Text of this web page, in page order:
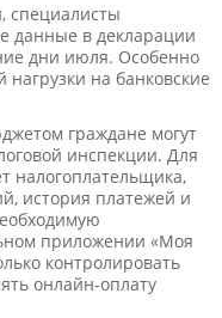
специалисты
данные в декларации
дни июля. Особенно
на банковские
граждане могут
инспекции. Для
налогоплательщика,
история платежей и
приложении «Моя
контролировать
онлайн-оплату